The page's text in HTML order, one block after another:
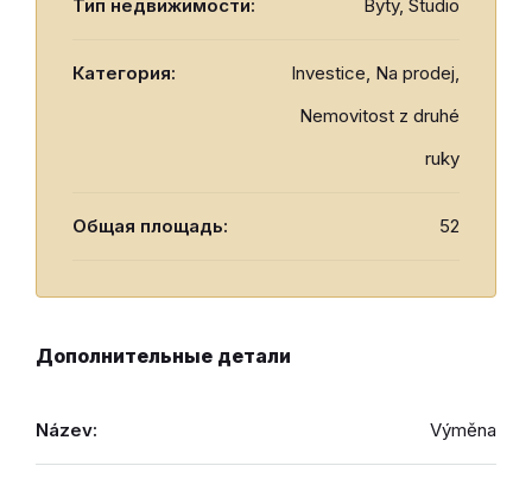
Тип недвижимости: Byty, Studio
Категория:
Investice, Na prodej,
Nemovitost z druhé
ruky
Общая площадь: 52
Дополнительные детали
Název: Výměna